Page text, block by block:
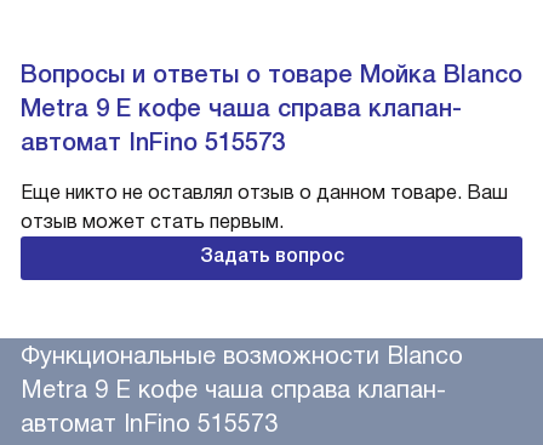
Вопросы и ответы о товаре Мойка Blanco
Metra 9 E кофе чаша справа клапан-
автомат InFino 515573
Еще никто не оставлял отзыв о данном товаре. Ваш
отзыв может стать первым.
Задать вопрос
Функциональные возможности Blanco
Metra 9 E кофе чаша справа клапан-
автомат InFino 515573